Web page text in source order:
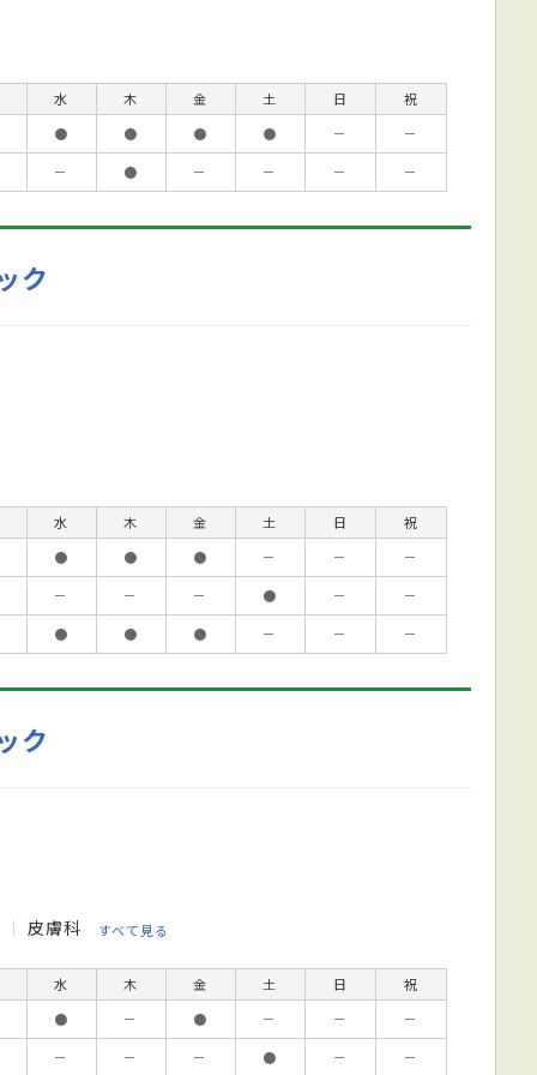
水 木 金 土 日
祝
● ● ● ● －
－
－ ● － － － －
ク
水 木 金 土 日
祝
● ● ● － －
－
－ － － ● －
－
● ● ● － － －
ク
皮膚科 すべて見る
水 木 金 土 日
祝
● － ● － －
－
－ － － ● －
－